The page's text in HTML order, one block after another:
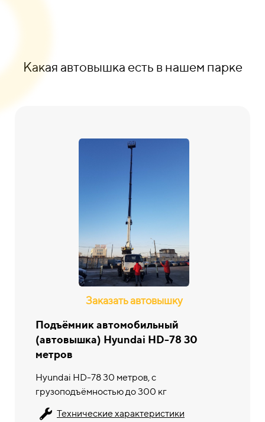
Какая автовышка есть в нашем парке
Заказать автовышку
Подъёмник автомобильный
(автовышка) Hyundai HD-78 30
метров
Hyundai HD-78 30 метров, с
грузоподъёмностью до 300 кг
Технические характеристики